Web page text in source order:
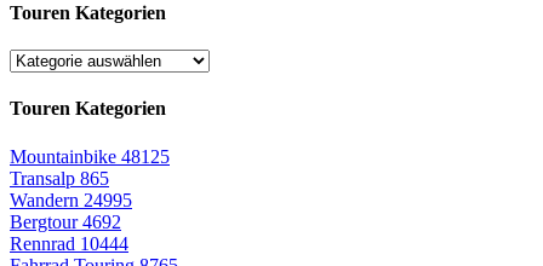
Touren Kategorien
Touren Kategorien
Mountainbike 48125
Transalp 865
Wandern 24995
Bergtour4692
Rennrad 10444